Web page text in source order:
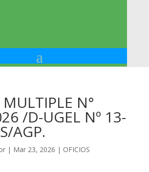
N°
/D-UGEL Nº 13-
AGP.
| Mar 23, 2026 | OFICIOS